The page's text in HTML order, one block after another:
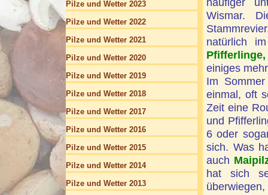
Wismar.
natürlich
einiges
Im
einmal, oft
Zeit eine
und
6 oder
sich. Was
auch
hat sich
Pilze und Wetter 2023
Pilze und Wetter 2022
Pilze und Wetter 2021
Pilze und Wetter 2020
Pilze und Wetter 2019
Pilze und Wetter 2018
Pilze und Wetter 2017
Pilze und Wetter 2016
Pilze und Wetter 2015
Pilze und Wetter 2014
Pilze und Wetter 2013